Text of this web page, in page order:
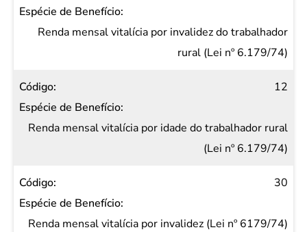
Renda mensal vitalícia por invalidez do trabalhador
rural (Lei nº 6.179/74)
12
Renda mensal vitalícia por idade do trabalhador rural
(Lei nº 6.179/74)
30
Renda mensal vitalícia por invalidez (Lei nº 6179/74)